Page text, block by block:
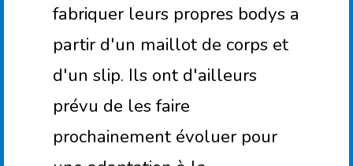
fabriquer leurs propres bodys a
partir d'un maillot de corps et
d'un slip. Ils ont d'ailleurs
prévu de les faire
prochainement évoluer pour